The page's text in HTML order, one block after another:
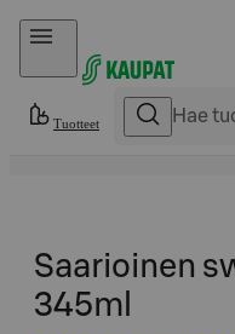
Hyppää sisältöön
Tuotteet
Saarioinen
345ml